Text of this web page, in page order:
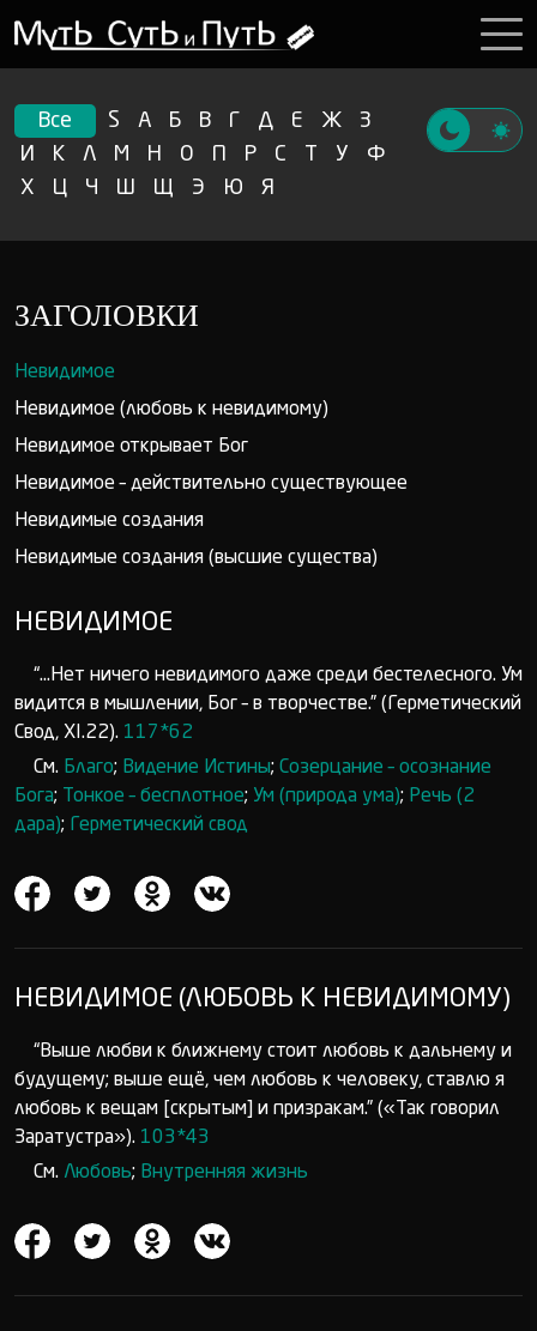
Все S А Б В Г Д Е Ж
З
И
К Л М Н О П Р С Т У
Ф
Х
Ц Ч Ш Щ Э Ю Я
ЗАГОЛОВКИ
Невидимое
Невидимое (любовь к невидимому)
Невидимое открывает Бог
Невидимое – действительно существующее
Невидимые создания
Невидимые создания (высшие существа)
НЕВИДИМОЕ
“...Нет ничего невидимого даже среди бестелесного. Ум
видится в мышлении, Бог – в творчестве.” (Герметический
Свод, XI.22). 117*62
См. Благо; Видение Истины; Созерцание – осознание
Бога; Тонкое – бесплотное; Ум (природа ума); Речь (2
дара); Герметический свод
НЕВИДИМОЕ (ЛЮБОВЬ К НЕВИДИМОМУ)
“Выше любви к ближнему стоит любовь к дальнему и
будущему; выше ещё, чем любовь к человеку, ставлю я
любовь к вещам [скрытым] и призракам.” («Так говорил
Заратустра»). 103*43
См. Любовь; Внутренняя жизнь